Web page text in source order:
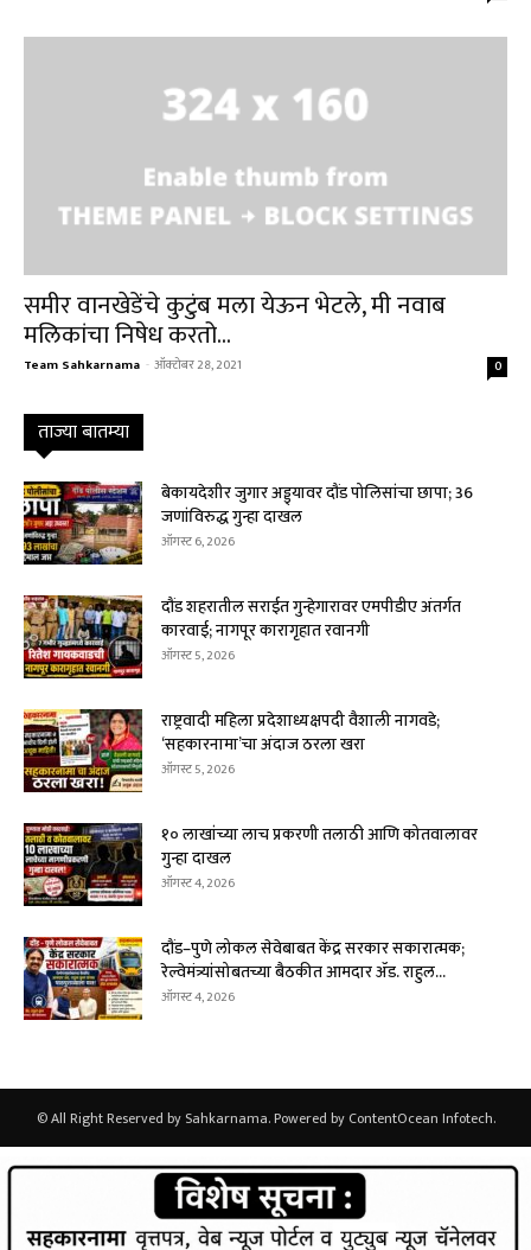
समीर वानखेडेंचे कुटुंब मला येऊन भेटले, मी नवाब
मलिकांचा निषेध करतो...
Team Sahkarnama - ऑक्टोबर 28, 2021 0
ताज्या बातम्या
बेकायदेशीर जुगार अड्ड्यावर दौंड पोलिसांचा छापा; 36
जणांविरुद्ध गुन्हा दाखल
ऑगस्ट 6, 2026
दौंड शहरातील सराईत गुन्हेगारावर एमपीडीए अंतर्गत
कारवाई; नागपूर कारागृहात रवानगी
ऑगस्ट 5, 2026
राष्ट्रवादी महिला प्रदेशाध्यक्षपदी वैशाली नागवडे;
‘सहकारनामा’चा अंदाज ठरला खरा
ऑगस्ट 5, 2026
१० लाखांच्या लाच प्रकरणी तलाठी आणि कोतवालावर
गुन्हा दाखल
ऑगस्ट 4, 2026
दौंड–पुणे लोकल सेवेबाबत केंद्र सरकार सकारात्मक;
रेल्वेमंत्र्यांसोबतच्या बैठकीत आमदार ॲड. राहुल...
ऑगस्ट 4, 2026
© All Right Reserved by Sahkarnama. Powered by ContentOcean Infotech.